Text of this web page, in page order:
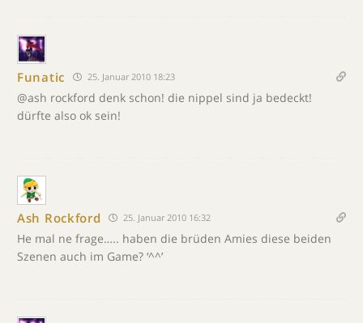
Funatic 25. Januar 2010 18:23
@ash rockford denk schon! die nippel sind ja bedeckt!
dürfte also ok sein!
Ash Rockford 25. Januar 2010 16:32
He mal ne frage….. haben die brüden Amies diese beiden
Szenen auch im Game? ‘^^’